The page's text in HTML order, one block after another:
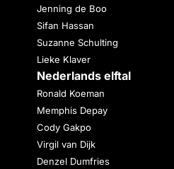
Jenning de Boo
Sifan Hassan
Suzanne Schulting
Lieke Klaver
Nederlands elftal
Ronald Koeman
Memphis Depay
Cody Gakpo
Virgil van Dijk
Denzel Dumfries